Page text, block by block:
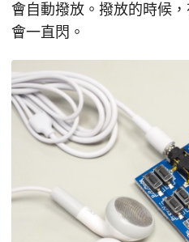
會自動撥放。撥放的時候
會一直閃。